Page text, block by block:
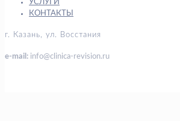
УСЛУГИ
КОНТАКТЫ
г. Казань, ул. Восстания
e-mail: info@clinica-revision.ru